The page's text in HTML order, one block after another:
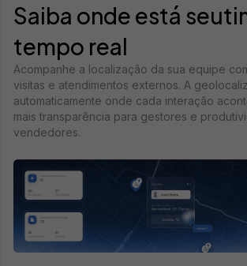
Saiba onde está seu
tempo real
Acompanhe a localização da sua equipe
visitas e atendimentos externos. A
automaticamente onde cada interação
mais transparência para gestores e
vendedores.